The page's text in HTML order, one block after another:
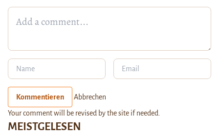
MEISTGELESEN
Kommentieren Abbrechen
Your comment will be revised by the site if needed.